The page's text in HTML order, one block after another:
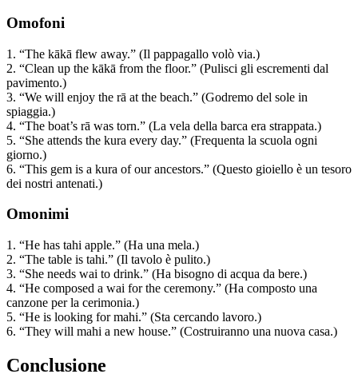
Omofoni
1. “The kākā flew away.” (Il pappagallo volò via.)
2. “Clean up the kākā from the floor.” (Pulisci gli escrementi dal
pavimento.)
3. “We will enjoy the rā at the beach.” (Godremo del sole in
spiaggia.)
4. “The boat’s rā was torn.” (La vela della barca era strappata.)
5. “She attends the kura every day.” (Frequenta la scuola ogni
giorno.)
6. “This gem is a kura of our ancestors.” (Questo gioiello è un tesoro
dei nostri antenati.)
Omonimi
1. “He has tahi apple.” (Ha una mela.)
2. “The table is tahi.” (Il tavolo è pulito.)
3. “She needs wai to drink.” (Ha bisogno di acqua da bere.)
4. “He composed a wai for the ceremony.” (Ha composto una
canzone per la cerimonia.)
5. “He is looking for mahi.” (Sta cercando lavoro.)
6. “They will mahi a new house.” (Costruiranno una nuova casa.)
Conclusione